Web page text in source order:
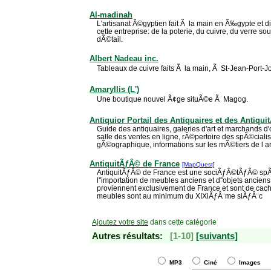
Al-madinah
L'artisanat Ã©gyptien fait Ã la main en Ã‰gypte et
cette entreprise: de la poterie, du cuivre, du verre
dÃ©tail.
Albert Nadeau inc.
Tableaux de cuivre faits Ã la main, Ã St-Jean-Port-
Amaryllis (L')
Une boutique nouvel Ã¢ge situÃ©e Ã Magog.
Antiquior Portail des Antiquaires et des
Guide des antiquaires, galeries d'art et marchands
salle des ventes en ligne, rÃ©pertoire des
gÃ©ographique, informations sur les mÃ©tiers de l
AntiquitÃƒÂ© de France [MapQuest]
AntiquitÃƒÂ© de France est une sociÃƒÂ©tÃƒÂ©
l''importation de meubles anciens et d''objets
proviennent exclusivement de France et sont de
meubles sont au minimum du XIXiÃƒÂ¨me siÃƒÂ¨c
Ajoutez votre site dans cette catégorie
Autres résultats: [1-10] [suivants]
MP3 Ciné Images